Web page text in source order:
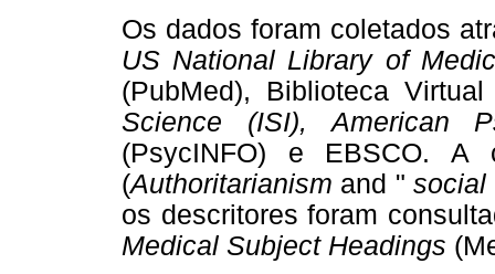
Os dados foram coletados
US National Library of
(PubMed), Biblioteca
Science (ISI), American
(PsycINFO) e EBSCO. A
(Authoritarianism and "social
os descritores foram
Medical Subject Headings